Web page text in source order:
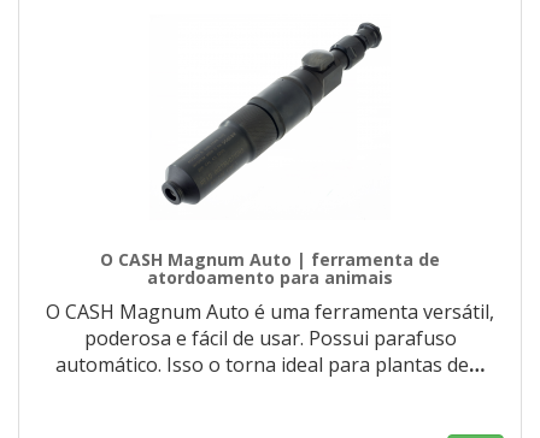
O CASH Magnum Auto | ferramenta de
atordoamento para animais
O CASH Magnum Auto é uma ferramenta versátil,
poderosa e fácil de usar. Possui parafuso
automático. Isso o torna ideal para plantas de…